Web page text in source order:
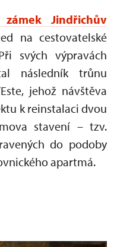
Jindřichův
na cestovatelské
svých výpravách
následník trůnu
jehož návštěva
k reinstalaci dvou
stavení – tzv.
do podoby
apartmá.